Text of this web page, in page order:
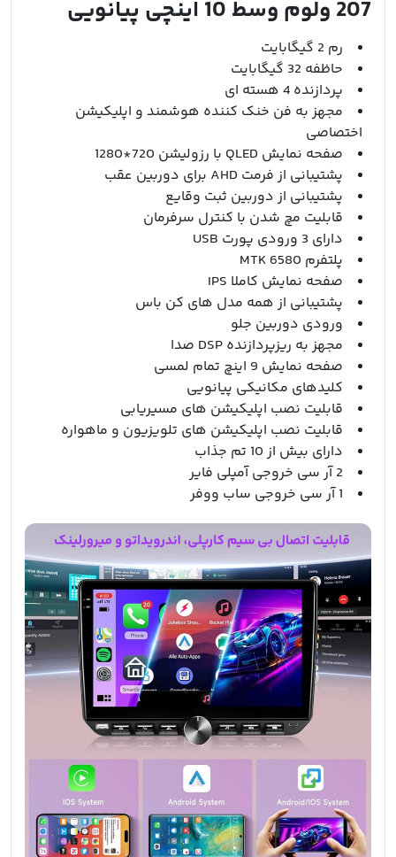
207 ولوم وسط 10 اینچی پیانویی
رم 2 گیگابایت
حاظفه 32 گیگابایت
پردازنده 4 هسته ای
مجهز به فن خنک کننده هوشمند و اپلیکیشن
اختصاصی
صفحه نمایش QLED با رزولیشن 720*1280
پشتیبانی از فرمت AHD برای دوربین عقب
پشتیبانی از دوربین ثبت وقایع
قابلیت مچ شدن با کنترل سرفرمان
دارای 3 ورودی پورت USB
پلتفرم MTK 6580
صفحه نمایش کاملا IPS
پشتیبانی از همه مدل های کن باس
ورودی دوربین جلو
مجهز به ریزپردازنده DSP صدا
صفحه نمایش 9 اینچ تمام لمسی
کلیدهای مکانیکی پیانویی
قابلیت نصب اپلیکیشن های مسیریابی
قابلیت نصب اپلیکیشن های تلویزیون و ماهواره
دارای بیش از 10 تم جذاب
2 آر سی خروجی آمپلی فایر
1 آر سی خروجی ساب ووفر